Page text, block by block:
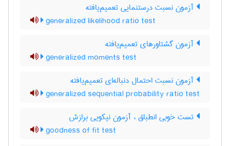
آزمون نسبت درستنمایی تعمیم‌یافته
generalized likelihood ratio test
آزمون گشتاورهای تعمیم‌یافته
generalized moments test
آزمون نسبت احتمال دنباله‌ای تعمیم‌یافته
generalized sequential probability ratio test
تست خوبی انطباق ، آزمون نیکویی برازش
goodness of fit test